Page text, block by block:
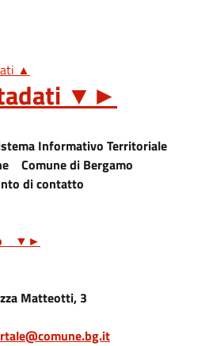
▲
▼ ►
Informativo Territoriale
Comune di Bergamo
di contatto
▼ ►
Matteotti, 3